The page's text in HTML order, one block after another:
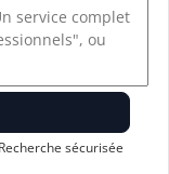
Recherche sécurisée